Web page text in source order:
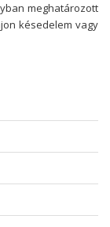
meghatározott
késedelem vagy